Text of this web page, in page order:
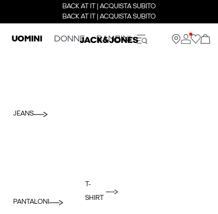
BACK AT IT | ACQUISTA SUBITO
BACK AT IT | ACQUISTA SUBITO
UOMINI DONNE BAMBINI
JEANS
PANTALONI
T-
SHIRT